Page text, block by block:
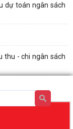
dự toán ngân sách
thu - chi ngân sách